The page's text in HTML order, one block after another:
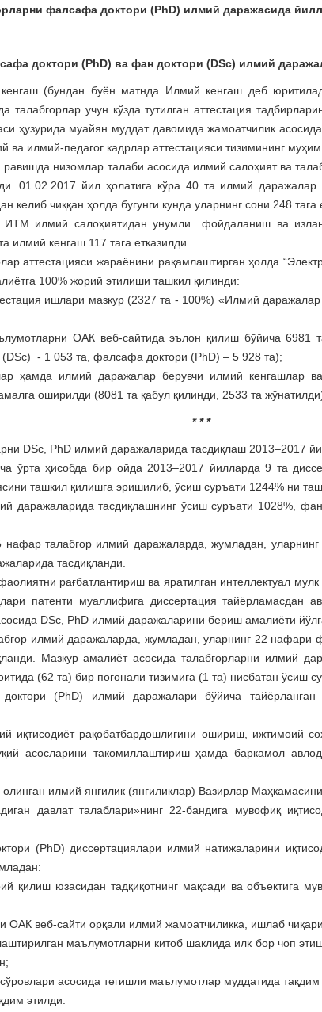
фалсафа доктори (PhD) илмий даражасида
доктори (PhD) ва фан доктори (DSc) илмий
(бундан буён матнда Илмий кенгаш деб
талабгорлар учун кўзда тутилган аттестация
ҳузурида муайян муддат давомида жамоатчилик
илмий-педагог кадрлар аттестацияси тизимининг
низомлар талаби асосида илмий салоҳият ва
01.02.2017 йил ҳолатига кўра 40 та илмий даражалар
келиб чиққан ҳолда бугунги кунда уларнинг сони 248 тага
илмий салоҳиятидан унумли фойдаланиш ва
илмий кенгаш 117 тага етказилди.
аттестацияси жараёнини рақамлаштирган ҳолда
100% жорий этилиши ташкил қилинди:
ишлари мазкур (2327 та - 100%) «Илмий
ОАК веб-сайтида эълон қилиш бўйича 6981
- 1 053 та, фалсафа доктори (PhD) – 5 928 та);
ҳамда илмий даражалар берувчи илмий кенгашлар
оширилди (8081 та қабул қилинди, 2533 та
* * *
DSc, PhD илмий даражаларида тасдиқлаш 2013–2017
ўрта ҳисобда бир ойда 2013–2017 йилларда 9 та
ташкил қилишга эришилиб, ўсиш суръати 1244% ни
даражаларида тасдиқлашнинг ўсиш суръати 1028%,
талабгор илмий даражаларда, жумладан,
тасдиқланди.
рағбатлантириш ва яратилган интеллектуал
патенти муаллифига диссертация тайёрламасдан
DSc, PhD илмий даражаларини бериш амалиёти
илмий даражаларда, жумладан, уларнинг 22
Мазкур амалиёт асосида талабгорларни илмий
(62 та) бир поғонали тизимига (1 та) нисбатан ўсиш
(PhD) илмий даражалари бўйича тайёрланган
иқтисодиёт рақобатбардошлигини ошириш, ижтимоий
асосларини такомиллаштириш ҳамда баркамол
илмий янгилик (янгиликлар) Вазирлар
давлат талаблари»нинг 22-бандига мувофиқ
(PhD) диссертациялари илмий натижаларини
қилиш юзасидан тадқиқотнинг мақсади ва объектига
ОАК веб-сайти орқали илмий жамоатчиликка, ишлаб
маълумотларни китоб шаклида илк бор чоп
асосида тегишли маълумотлар муддатида
этилди.